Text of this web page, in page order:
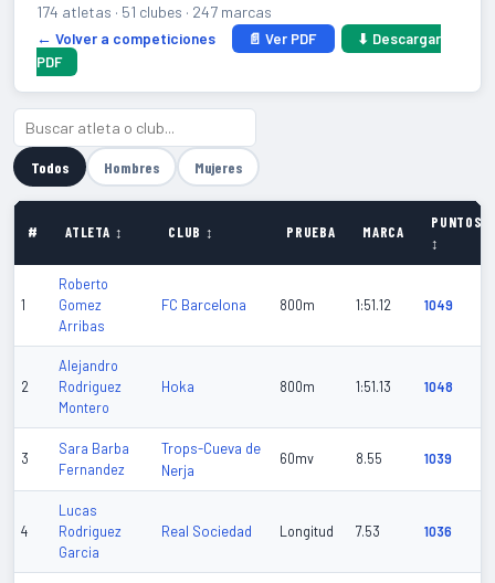
174 atletas · 51 clubes · 247 marcas
← Volver a competiciones
📄 Ver PDF
⬇ Descargar
PDF
Todos Hombres Mujeres
# ATLETA ↕ CLUB ↕ PRUEBA MARCA
PUNTOS
↕
1
Roberto
Gomez
Arribas
FC Barcelona 800m 1:51.12 1049
2
Alejandro
Rodriguez
Montero
Hoka 800m 1:51.13 1048
3
Sara Barba
Fernandez
Trops-Cueva de
Nerja
60mv 8.55 1039
4
Lucas
Rodriguez
Garcia
Real Sociedad Longitud 7.53 1036